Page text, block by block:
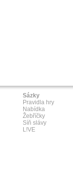
Sázky
Pravidla hry
Nabídka
Žebříčky
Síň slávy
L!VE